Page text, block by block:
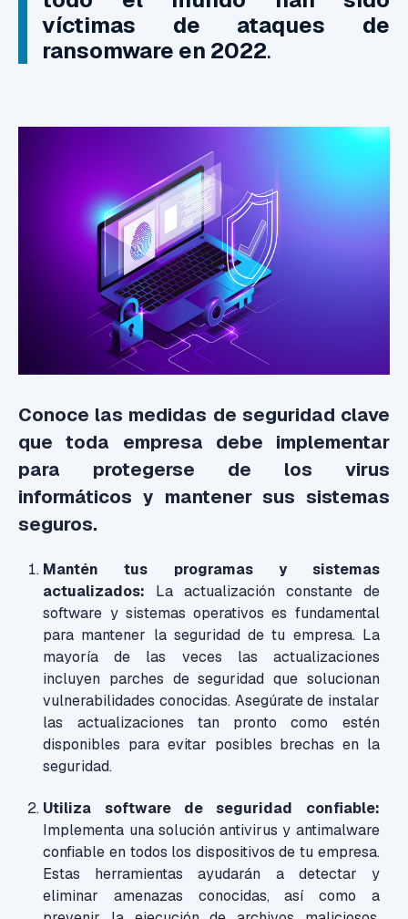
víctimas de ataques de
ransomware en 2022.
Conoce las medidas de seguridad clave
que toda empresa debe implementar
para protegerse de los virus
informáticos y mantener sus sistemas
seguros.
Mantén tus programas y sistemas
actualizados: La actualización constante de
software y sistemas operativos es fundamental
para mantener la seguridad de tu empresa. La
mayoría de las veces las actualizaciones
incluyen parches de seguridad que solucionan
vulnerabilidades conocidas. Asegúrate de instalar
las actualizaciones tan pronto como estén
disponibles para evitar posibles brechas en la
seguridad.
Utiliza software de seguridad confiable:
Implementa una solución antivirus y antimalware
confiable en todos los dispositivos de tu empresa.
Estas herramientas ayudarán a detectar y
eliminar amenazas conocidas, así como a